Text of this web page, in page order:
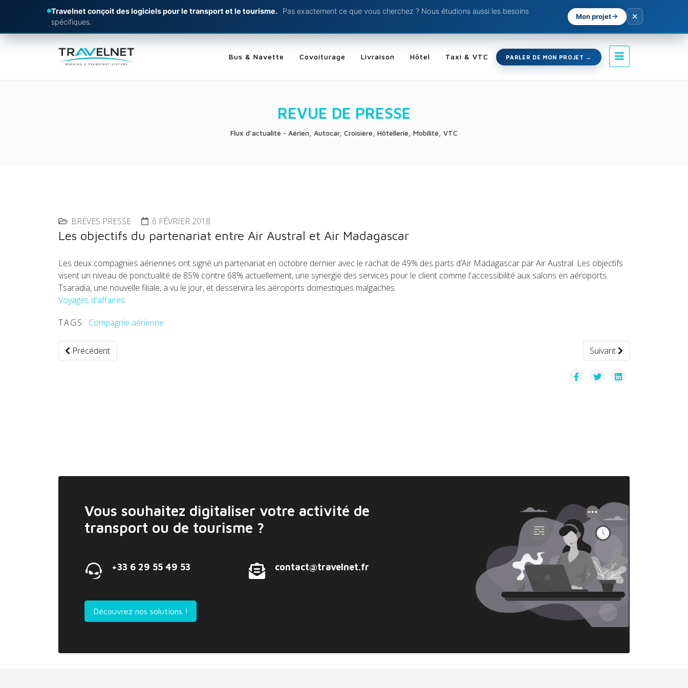
Travelnet conçoit des logiciels pour le transport et le tourisme.
Pas exactement ce que vous cherchez ? Nous étudions aussi les besoins
spécifiques.
Mon projet
Bus & Navette Covoiturage Livraison Hôtel Taxi & VTC PARLER DE MON PROJET
REVUE DE PRESSE
Flux d'actualité - Aérien, Autocar, Croisière, Hôtellerie, Mobilité, VTC
BRÈVES PRESSE 6 FÉVRIER 2018
Les objectifs du partenariat entre Air Austral et Air Madagascar
Les deux compagnies aériennes ont signé un partenariat en octobre dernier avec le rachat de 49% des parts d’Air Madagascar par Air Austral. Les objectifs
visent un niveau de ponctualité de 85% contre 68% actuellement, une synergie des services pour le client comme l'accessibilité aux salons en aéroports.
Tsaradia, une nouvelle filiale, a vu le jour, et desservira les aéroports domestiques malgaches.
Voyages d'affaires
TAGS: Compagnie aérienne
Article précédent : Copilote : un portail de covoiturage au Luxembourg développé par la SNCF
Précédent Article suivant : Le
Suivant
Vous souhaitez digitaliser votre activité de
transport ou de tourisme ?
+33 6 29 55 49 53 contact@travelnet.fr
Découvrez nos solutions !